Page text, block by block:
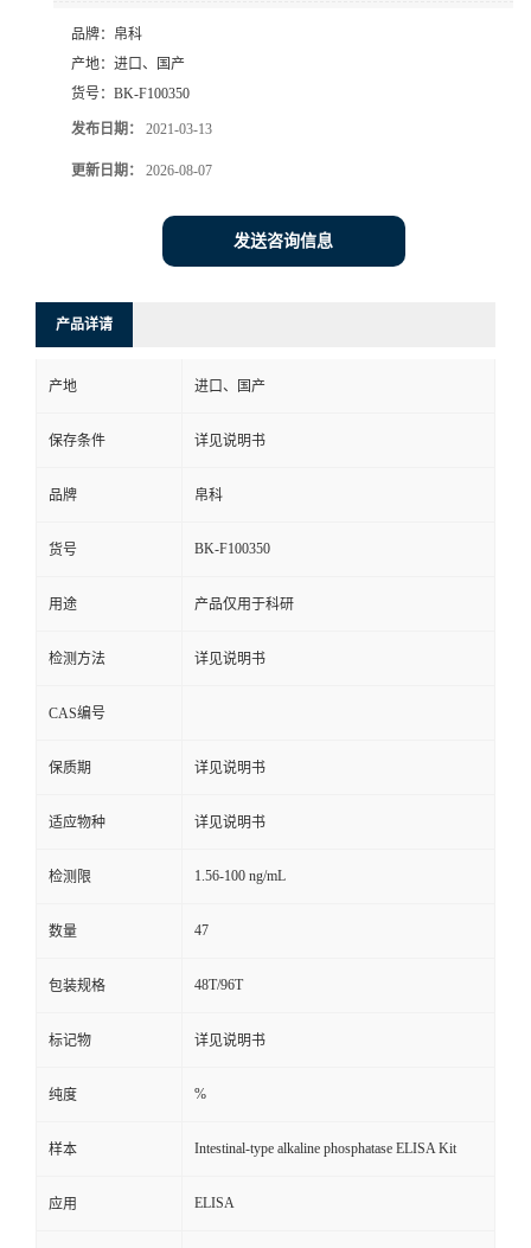
品牌： 帛科
产地： 进口、国产
货号： BK-F100350
发布日期： 2021-03-13
更新日期： 2026-08-07
发送咨询信息
产品详请
产地 进口、国产
保存条件 详见说明书
品牌 帛科
货号 BK-F100350
用途 产品仅用于科研
检测方法 详见说明书
CAS编号
保质期 详见说明书
适应物种 详见说明书
检测限 1.56-100 ng/mL
数量 47
包装规格 48T/96T
标记物 详见说明书
纯度 %
样本 Intestinal-type alkaline phosphatase ELISA Kit
应用 ELISA